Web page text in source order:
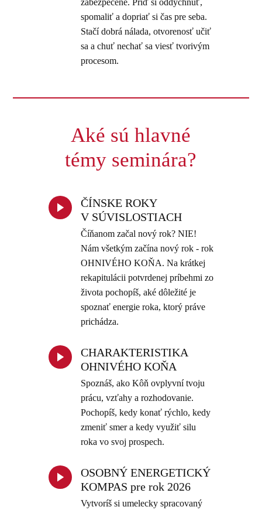
spomaliť a dopriať si čas pre seba.
Stačí dobrá nálada, otvorenosť učiť
sa a chuť nechať sa viesť tvorivým
procesom.
Aké sú hlavné
témy seminára?
ČÍNSKE ROKY
V SÚVISLOSTIACH
Číňanom začal nový rok? NIE!
Nám všetkým začína nový rok - rok
OHNIVÉHO KOŇA. Na krátkej
rekapitulácii potvrdenej príbehmi zo
života pochopíš, aké dôležité je
spoznať energie roka, ktorý práve
prichádza.
CHARAKTERISTIKA
OHNIVÉHO KOŇA
Spoznáš, ako Kôň ovplyvní tvoju
prácu, vzťahy a rozhodovanie.
Pochopíš, kedy konať rýchlo, kedy
zmeniť smer a kedy využiť silu
roka vo svoj prospech.
OSOBNÝ ENERGETICKÝ
KOMPAS pre rok 2026
Vytvoríš si umelecky spracovaný